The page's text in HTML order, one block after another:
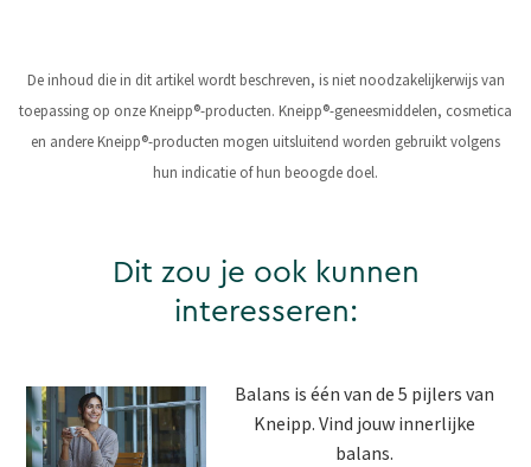
De inhoud die in dit artikel wordt beschreven, is niet noodzakelijkerwijs van
toepassing op onze Kneipp®-producten. Kneipp®-geneesmiddelen, cosmetica
en andere Kneipp®-producten mogen uitsluitend worden gebruikt volgens
hun indicatie of hun beoogde doel.
Dit zou je ook kunnen
interesseren:
Balans is één van de 5 pijlers van
Kneipp. Vind jouw innerlijke
balans.